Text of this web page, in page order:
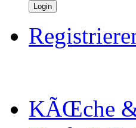
Login
KÃŒche